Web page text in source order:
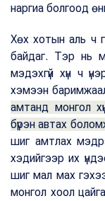
наргиа болгоод
Хөх хотын аль ч
байдаг. Тэр нь
мэдэхгүй хүн ч
хэмээн
амтанд монгол
бүрэн автах
шиг амтлах
хэдийгээр их
шиг мал мах
монгол хоол